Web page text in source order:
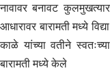
नावावर बनावट
आधारावर बारामती मध्ये
काळे यांच्या वतीने
बारामती मध्ये केले